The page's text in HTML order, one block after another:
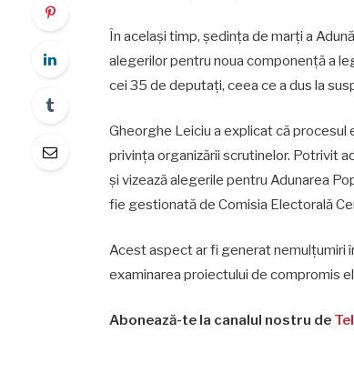
În același timp, ședința de marți a
alegerilor pentru noua componență a
cei 35 de deputați, ceea ce a dus la
Gheorghe Leiciu a explicat că
privința organizării scrutinelor. Potrivit
și vizează alegerile pentru Adunarea
fie gestionată de Comisia Electorală
Acest aspect ar fi generat nemulțumiri
examinarea proiectului de compromis
Abonează-te la canalul nostru de